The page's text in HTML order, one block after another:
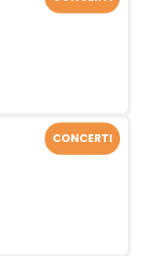
CONCERTI